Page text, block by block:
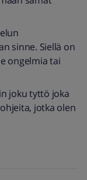
sinne. Siellä on
ongelmia tai
joku tyttö joka
jotka olen